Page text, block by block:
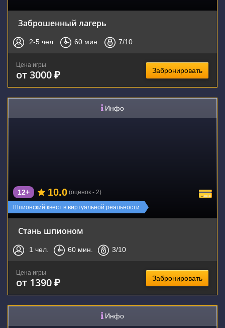
Заброшенный лагерь
2-5 чел. 60 мин. 7/10
Цена игры
от 3000 ₽ Забронировать
Инфо
Шпионский квест в виртуальной реальности
12+ 10.0 (оценок - 2)
Стань шпионом
1 чел. 60 мин. 3/10
Цена игры
от 1390 ₽ Забронировать
Инфо